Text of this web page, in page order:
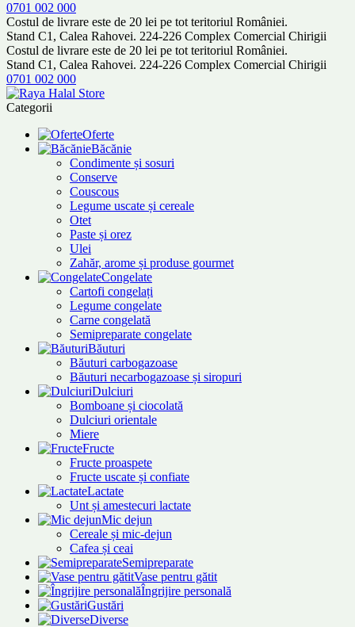
0701 002 000
Costul de livrare este de 20 lei pe tot teritoriul României.
Stand C1, Calea Rahovei. 224-226 Complex Comercial Chirigii
Costul de livrare este de 20 lei pe tot teritoriul României.
Stand C1, Calea Rahovei. 224-226 Complex Comercial Chirigii
0701 002 000
Categorii
Oferte
Băcănie
Condimente și sosuri
Conserve
Couscous
Legume uscate și cereale
Otet
Paste și orez
Ulei
Zahăr, arome și produse gourmet
Congelate
Cartofi congelați
Legume congelate
Carne congelată
Semipreparate congelate
Băuturi
Băuturi carbogazoase
Băuturi necarbogazoase și siropuri
Dulciuri
Bomboane și ciocolată
Dulciuri orientale
Miere
Fructe
Fructe proaspete
Fructe uscate și confiate
Lactate
Unt și amestecuri lactate
Mic dejun
Cereale și mic-dejun
Cafea și ceai
Semipreparate
Vase pentru gătit
Îngrijire personală
Gustări
Diverse